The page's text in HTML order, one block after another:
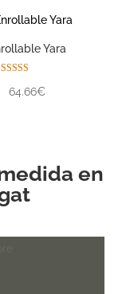
Yara
5.00
de 5
64.66€
en